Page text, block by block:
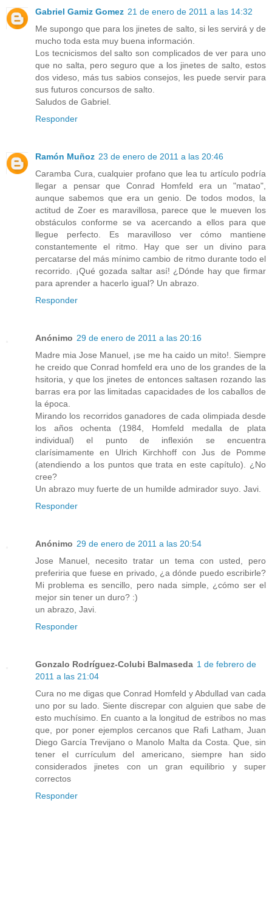
Gabriel Gamiz Gomez 21 de enero de 2011 a las 14:32
Me supongo que para los jinetes de salto, si les servirá y de
mucho toda esta muy buena información.
Los tecnicismos del salto son complicados de ver para uno
que no salta, pero seguro que a los jinetes de salto, estos
dos videso, más tus sabios consejos, les puede servir para
sus futuros concursos de salto.
Saludos de Gabriel.
Responder
Ramón Muñoz 23 de enero de 2011 a las 20:46
Caramba Cura, cualquier profano que lea tu artículo podría
llegar a pensar que Conrad Homfeld era un "matao",
aunque sabemos que era un genio. De todos modos, la
actitud de Zoer es maravillosa, parece que le mueven los
obstáculos conforme se va acercando a ellos para que
llegue perfecto. Es maravilloso ver cómo mantiene
constantemente el ritmo. Hay que ser un divino para
percatarse del más mínimo cambio de ritmo durante todo el
recorrido. ¡Qué gozada saltar así! ¿Dónde hay que firmar
para aprender a hacerlo igual? Un abrazo.
Responder
Anónimo 29 de enero de 2011 a las 20:16
Madre mia Jose Manuel, ¡se me ha caido un mito!. Siempre
he creido que Conrad homfeld era uno de los grandes de la
hsitoria, y que los jinetes de entonces saltasen rozando las
barras era por las limitadas capacidades de los caballos de
la época.
Mirando los recorridos ganadores de cada olimpiada desde
los años ochenta (1984, Homfeld medalla de plata
individual) el punto de inflexión se encuentra
clarísimamente en Ulrich Kirchhoff con Jus de Pomme
(atendiendo a los puntos que trata en este capítulo). ¿No
cree?
Un abrazo muy fuerte de un humilde admirador suyo. Javi.
Responder
Anónimo 29 de enero de 2011 a las 20:54
Jose Manuel, necesito tratar un tema con usted, pero
preferiria que fuese en privado, ¿a dónde puedo escribirle?
Mi problema es sencillo, pero nada simple, ¿cómo ser el
mejor sin tener un duro? :)
un abrazo, Javi.
Responder
Gonzalo Rodríguez-Colubi Balmaseda 1 de febrero de
2011 a las 21:04
Cura no me digas que Conrad Homfeld y Abdullad van cada
uno por su lado. Siente discrepar con alguien que sabe de
esto muchísimo. En cuanto a la longitud de estribos no mas
que, por poner ejemplos cercanos que Rafi Latham, Juan
Diego García Trevijano o Manolo Malta da Costa. Que, sin
tener el currículum del americano, siempre han sido
considerados jinetes con un gran equilibrio y super
correctos
Responder